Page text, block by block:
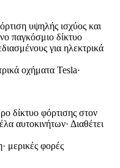
υψηλής ισχύος και
παγκόσμιο δίκτυο
για ηλεκτρικά
οχήματα Tesla·
δίκτυο φόρτισης στον
αυτοκινήτων· Διαθέτει
μερικές φορές